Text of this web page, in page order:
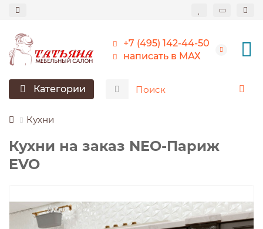
+7 (495) 142-44-50
написать в МАХ
Категории
Кухни
Кухни на заказ NEO-Париж
EVO